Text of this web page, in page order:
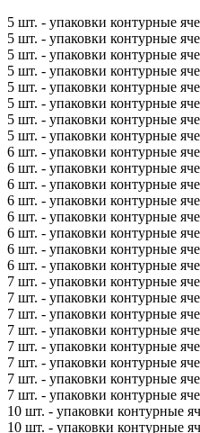
5 шт. - упаковки контурные
5 шт. - упаковки контурные
5 шт. - упаковки контурные
5 шт. - упаковки контурные
5 шт. - упаковки контурные
5 шт. - упаковки контурные
5 шт. - упаковки контурные
5 шт. - упаковки контурные
6 шт. - упаковки контурные
6 шт. - упаковки контурные
6 шт. - упаковки контурные
6 шт. - упаковки контурные
6 шт. - упаковки контурные
6 шт. - упаковки контурные
6 шт. - упаковки контурные
6 шт. - упаковки контурные
7 шт. - упаковки контурные
7 шт. - упаковки контурные
7 шт. - упаковки контурные
7 шт. - упаковки контурные
7 шт. - упаковки контурные
7 шт. - упаковки контурные
7 шт. - упаковки контурные
7 шт. - упаковки контурные
10 шт. - упаковки контурные
10 шт. - упаковки контурные